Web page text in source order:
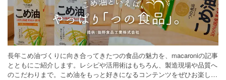
長年こめ油づくりに向き合ってきたつの食品の魅力を、macaroniの記事
とともにご紹介します。レシピや活用術はもちろん、製造現場や品質へ
のこだわりまで。こめ油をもっと好きになるコンテンツをぜひお楽しみ